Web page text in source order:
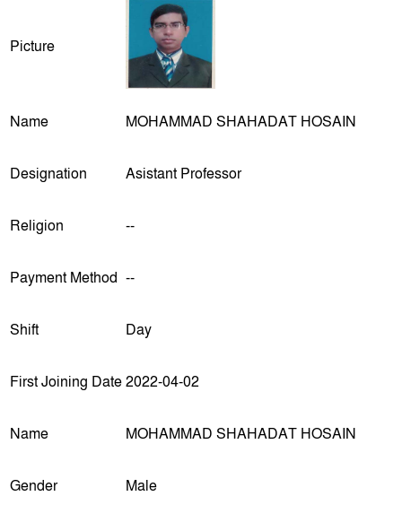
Picture
Name MOHAMMAD SHAHADAT HOSAIN
Designation Asistant Professor
Religion --
Payment Method --
Shift Day
First Joining Date2022-04-02
Name MOHAMMAD SHAHADAT HOSAIN
Gender Male